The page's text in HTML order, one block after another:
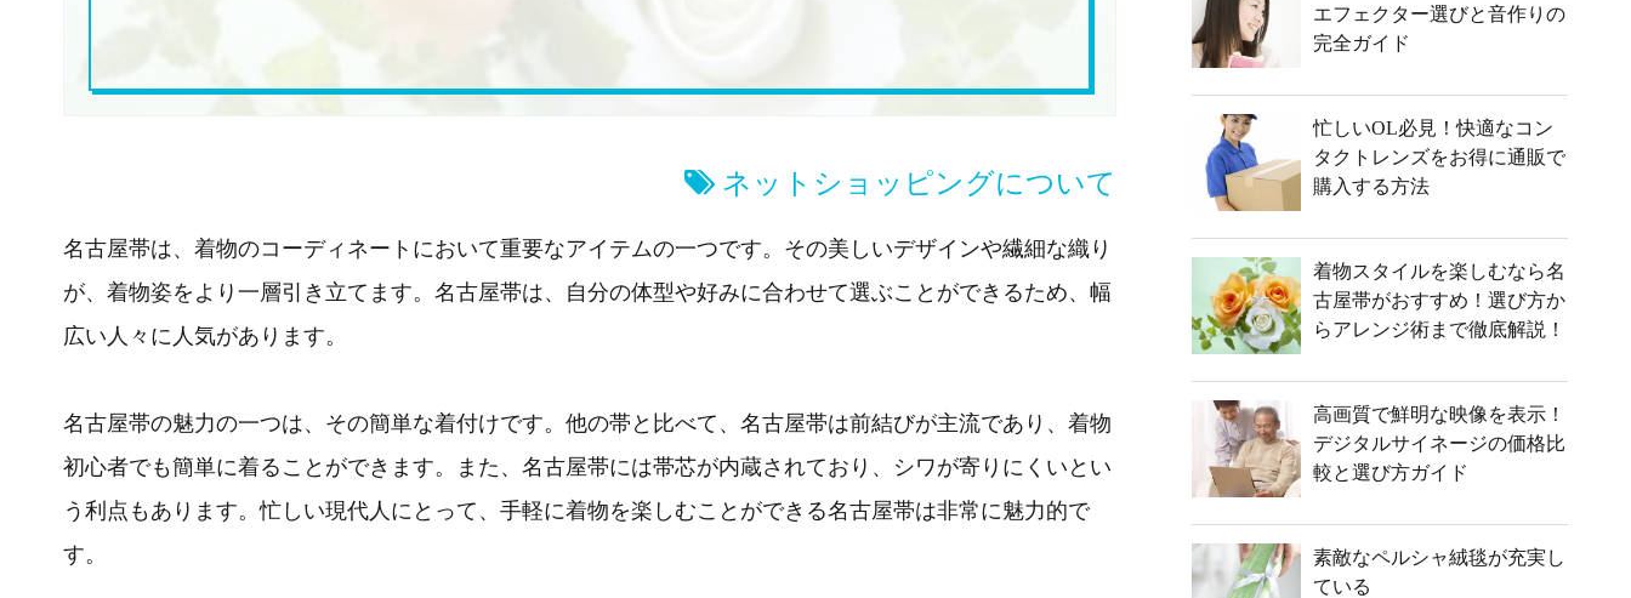
ネットショッピングについて
名古屋帯は、着物のコーディネートにおいて重要なアイテムの一つです。その美しいデザインや繊細な織り
が、着物姿をより一層引き立てます。名古屋帯は、自分の体型や好みに合わせて選ぶことができるため、幅
広い人々に人気があります。
名古屋帯の魅力の一つは、その簡単な着付けです。他の帯と比べて、名古屋帯は前結びが主流であり、着物
初心者でも簡単に着ることができます。また、名古屋帯には帯芯が内蔵されており、シワが寄りにくいとい
う利点もあります。忙しい現代人にとって、手軽に着物を楽しむことができる名古屋帯は非常に魅力的で
す。
エフェクター選びと音作りの
完全ガイド
忙しいOL必見！快適なコン
タクトレンズをお得に通販で
購入する方法
着物スタイルを楽しむなら名
古屋帯がおすすめ！選び方か
らアレンジ術まで徹底解説！
高画質で鮮明な映像を表示！
デジタルサイネージの価格比
較と選び方ガイド
素敵なペルシャ絨毯が充実し
ている